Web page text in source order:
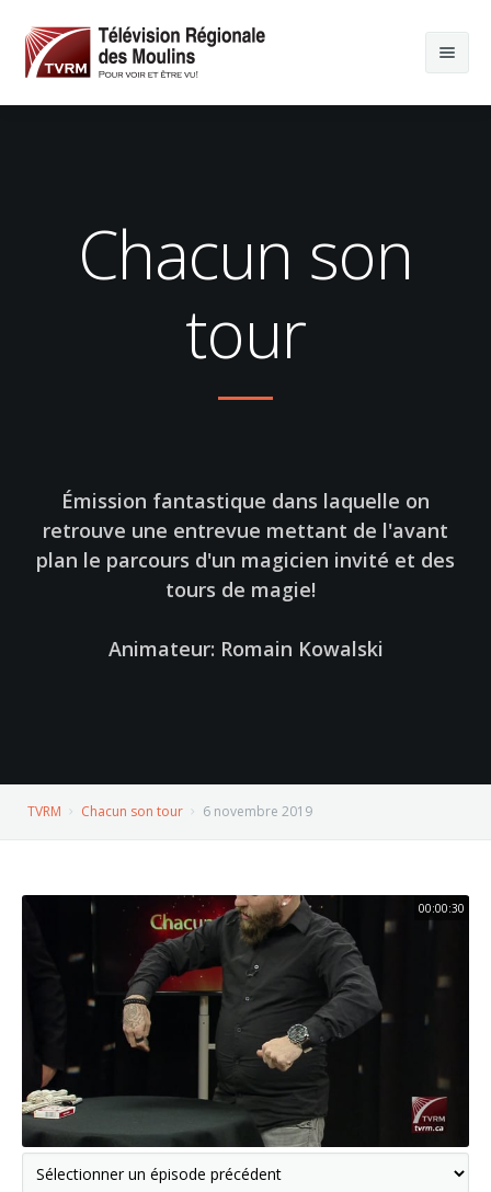
Chacun son
tour
Émission fantastique dans laquelle on
retrouve une entrevue mettant de l'avant
plan le parcours d'un magicien invité et des
tours de magie!
Animateur: Romain Kowalski
TVRM Chacun son tour 6 novembre 2019
00:00:30